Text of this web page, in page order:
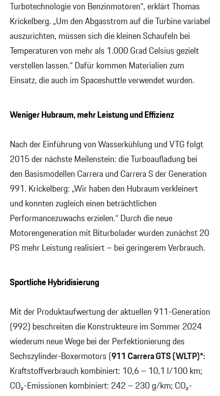
Turbotechnologie von Benzinmotoren“, erklärt Thomas
Krickelberg. „Um den Abgasstrom auf die Turbine variabel
auszurichten, müssen sich die kleinen Schaufeln bei
Temperaturen von mehr als 1.000 Grad Celsius gezielt
verstellen lassen.“ Dafür kommen Materialien zum
Einsatz, die auch im Spaceshuttle verwendet wurden.
Weniger Hubraum, mehr Leistung und Effizienz
Nach der Einführung von Wasserkühlung und VTG folgt
2015 der nächste Meilenstein: die Turboaufladung bei
den Basismodellen Carrera und Carrera S der Generation
991. Krickelberg: „Wir haben den Hubraum verkleinert
und konnten zugleich einen beträchtlichen
Performancezuwachs erzielen.“ Durch die neue
Motorengeneration mit Biturbolader wurden zunächst 20
PS mehr Leistung realisiert – bei geringerem Verbrauch.
Sportliche Hybridisierung
Mit der Produktaufwertung der aktuellen 911-Generation
(992) beschreiten die Konstrukteure im Sommer 2024
wiederum neue Wege bei der Perfektionierung des
Sechszylinder-Boxermotors (911 Carrera GTS (WLTP)*:
Kraftstoffverbrauch kombiniert: 10,6 – 10,1 l/100 km;
CO₂-Emissionen kombiniert: 242 – 230 g/km; CO₂-